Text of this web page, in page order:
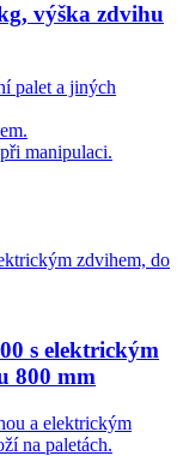
výška zdvihu
palet a jiných
manipulaci.
s elektrickým
800 mm
a elektrickým
na paletách.